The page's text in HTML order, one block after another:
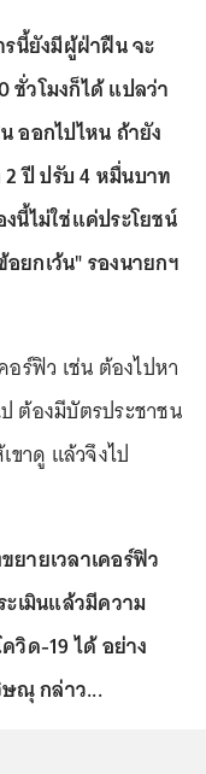
นี้ยังมีผู้ฝ่าฝืน จะ
ชั่วโมงก็ได้ แปลว่า
ออกไปไหน ถ้ายัง
ปี ปรับ 4 หมื่นบาท
นี้ไม่ใช่แค่ประโยชน์
ยกเว้น" รองนายกฯ
อร์ฟิว เช่น ต้องไปหา
ต้องมีบัตรประชาชน
ขาดู แล้วจึงไป
ายเวลาเคอร์ฟิว
เมินแล้วมีความ
วิด-19 ได้ อย่าง
ษณุ กล่าว...